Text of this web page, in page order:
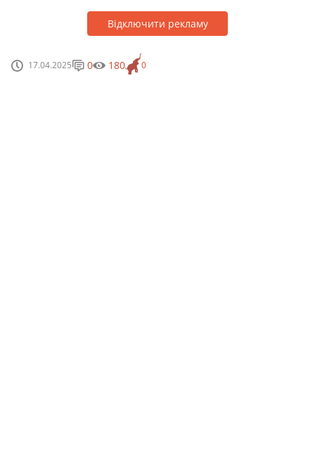
Відключити рекламу
17.04.2025 0
0 180